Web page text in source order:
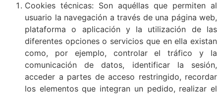
Cookies técnicas: Son aquéllas que permiten al
usuario la navegación a través de una página web,
plataforma o aplicación y la utilización de las
diferentes opciones o servicios que en ella existan
como, por ejemplo, controlar el tráfico y la
comunicación de datos, identificar la sesión,
acceder a partes de acceso restringido, recordar
los elementos que integran un pedido, realizar el